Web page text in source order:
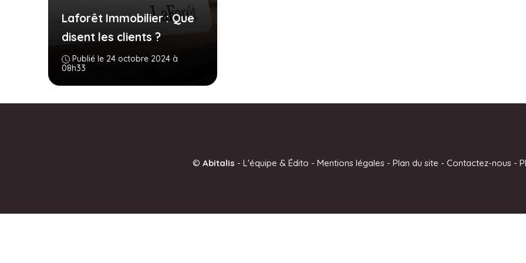
Laforêt Immobilier : Que
disent les clients ?
Publié le 24 octobre 2024 à
08h33
© Abitalis - L'équipe & Édito - Mentions légales- Plan du site - Contactez-nous-